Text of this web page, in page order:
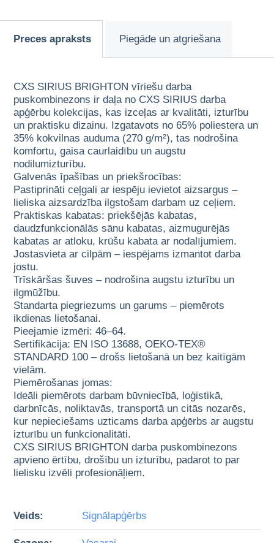
Preces apraksts Piegāde un atgriešana
CXS SIRIUS BRIGHTON vīriešu darba
puskombinezons ir daļa no CXS SIRIUS darba
apģērbu kolekcijas, kas izceļas ar kvalitāti, izturību
un praktisku dizainu. Izgatavots no 65% poliestera un
35% kokvilnas auduma (270 g/m²), tas nodrošina
komfortu, gaisa caurlaidību un augstu
nodilumizturību.
Galvenās īpašības un priekšrocības:
Pastiprināti ceļgali ar iespēju ievietot aizsargus –
lieliska aizsardzība ilgstošam darbam uz ceļiem.
Praktiskas kabatas: priekšējās kabatas,
daudzfunkcionālās sānu kabatas, aizmugurējās
kabatas ar atloku, krūšu kabata ar nodalījumiem.
Jostasvieta ar cilpām – iespējams izmantot darba
jostu.
Trīskāršas šuves – nodrošina augstu izturību un
ilgmūžību.
Standarta piegriezums un garums – piemērots
ikdienas lietošanai.
Pieejamie izmēri: 46–64.
Sertifikācija: EN ISO 13688, OEKO-TEX®
STANDARD 100 – drošs lietošanā un bez kaitīgām
vielām.
Piemērošanas jomas:
Ideāli piemērots darbam būvniecībā, loģistikā,
darbnīcās, noliktavās, transportā un citās nozarēs,
kur nepieciešams uzticams darba apģērbs ar augstu
izturību un funkcionalitāti.
CXS SIRIUS BRIGHTON darba puskombinezons
apvieno ērtību, drošību un izturību, padarot to par
lielisku izvēli profesionāļiem.
Veids: Signālapģērbs